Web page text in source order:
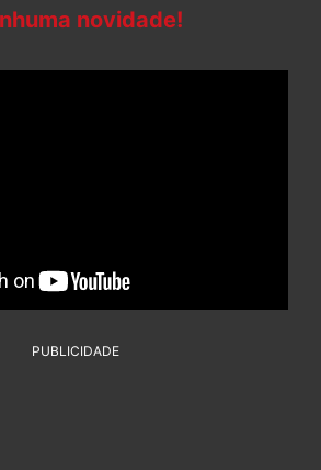
novidade!
PUBLICIDADE